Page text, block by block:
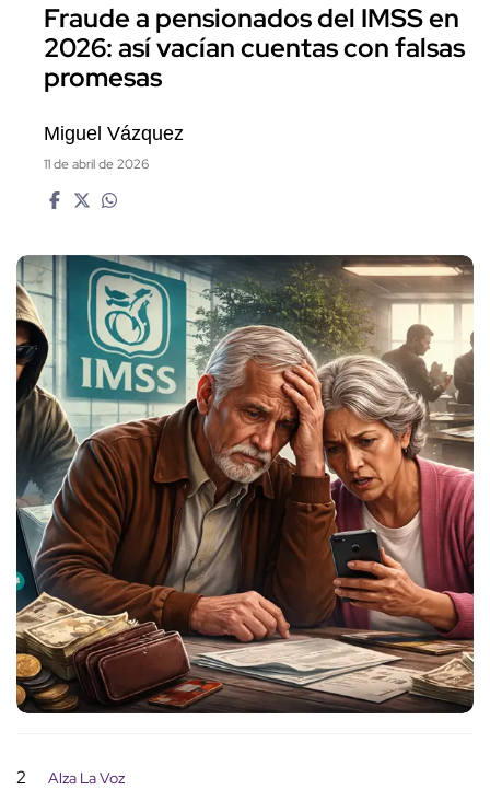
Fraude a pensionados del IMSS en
2026: así vacían cuentas con falsas
promesas
Miguel Vázquez
11 de abril de 2026
2 Alza La Voz